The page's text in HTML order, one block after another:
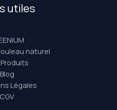
utiles
naturel
Blog
Légales
CGV